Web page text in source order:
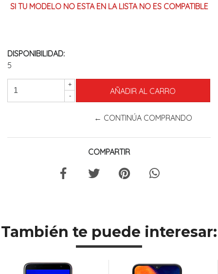
SI TU MODELO NO ESTA EN LA LISTA NO ES COMPATIBLE
DISPONIBILIDAD:
5
+
-
← CONTINÚA COMPRANDO
COMPARTIR
También te puede interesar: